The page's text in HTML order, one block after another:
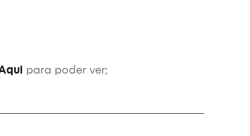
para poder ver;